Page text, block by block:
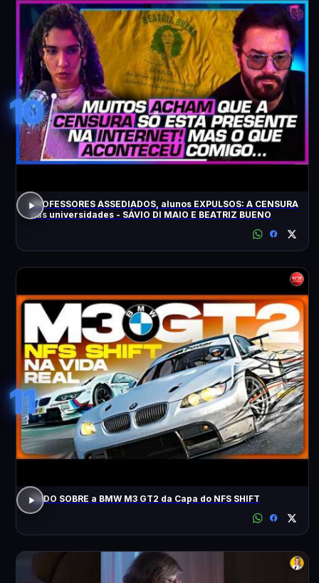
10
PROFESSORES ASSEDIADOS, alunos EXPULSOS: A CENSURA
nas universidades - SÁVIO DI MAIO E BEATRIZ BUENO
11
TUDO SOBRE a BMW M3 GT2 da Capa do NFS SHIFT